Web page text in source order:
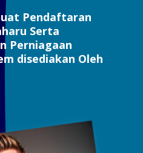
Pendaftaran
Serta
Perniagaan
disediakan Oleh